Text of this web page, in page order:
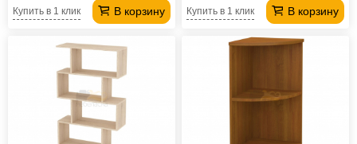
В корзину
Купить в 1 клик В корзину
Купить в 1 клик